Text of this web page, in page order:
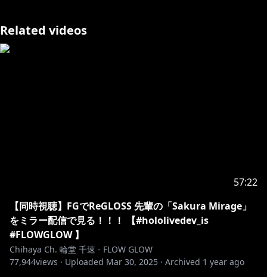
https://x.com/D____H98
ホロライブDEV_ISからデビューした FLOWGLOWのDJ
兼運転手 輪堂千速です！
▼X
Related videos
57:22
【同時視聴】FGでReGLOSS 先輩の「Sakura Mirage」
をミラー配信で見る！！！ 【#hololivedev_is
#FLOWGLOW 】
Chihaya Ch. 輪堂 千速 - FLOW GLOW
77,944views · Uploaded Mar 30, 2025 · Archived 1 year ago